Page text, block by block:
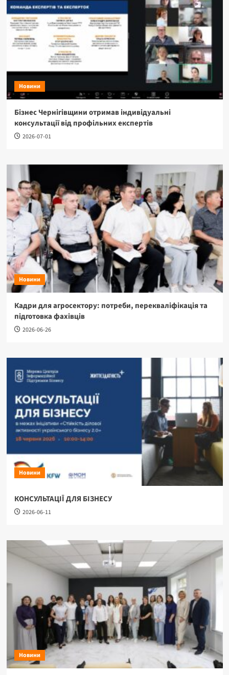
Новини
Бізнес Чернігівщини отримав індивідуальні
консультації від профільних експертів
2026-07-01
Новини
Кадри для агросектору: потреби, перекваліфікація та
підготовка фахівців
2026-06-26
Новини
КОНСУЛЬТАЦІЇ ДЛЯ БІЗНЕСУ
2026-06-11
Новини